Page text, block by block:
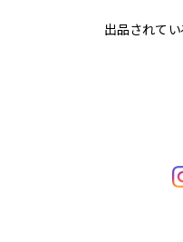
出品されてい